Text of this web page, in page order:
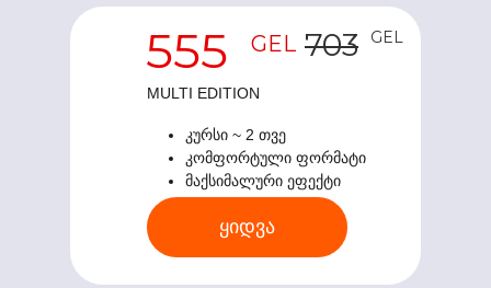
ყიდვა
MULTI EDITION
კურსი ~ 2 თვე
კომფორტული ფორმატი
მაქსიმალური ეფექტი
703 GEL
555 GEL